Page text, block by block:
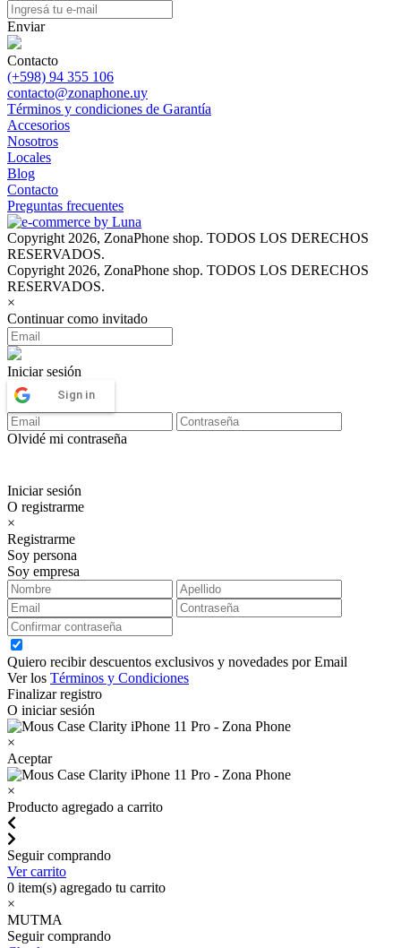
Enviar
Contacto
(+598) 94 355 106
contacto@zonaphone.uy
Términos y condiciones de Garantía
Accesorios
Nosotros
Locales
Blog
Contacto
Preguntas frecuentes
Copyright 2026, ZonaPhone shop. TODOS LOS DERECHOS
RESERVADOS.
Copyright 2026, ZonaPhone shop. TODOS LOS DERECHOS
RESERVADOS.
×
Continuar como invitado
Iniciar sesión
Sign in
Olvidé mi contraseña
Iniciar sesión
O registrarme
×
Registrarme
Soy persona
Soy empresa
Quiero recibir descuentos exclusivos y novedades por Email
Ver los Términos y Condiciones
Finalizar registro
O iniciar sesión
×
Aceptar
×
Producto agregado a carrito
Seguir comprando
Ver carrito
0 item(s) agregado tu carrito
×
MUTMA
Seguir comprando